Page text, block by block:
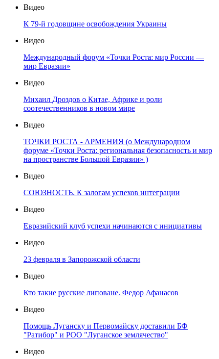
Видео
К 79-й годовщине освобождения Украины
Видео
Международный форум «Точки Роста: мир России —
мир Евразии»
Видео
Михаил Дроздов о Китае, Африке и роли
соотечественников в новом мире
Видео
ТОЧКИ РОСТА - АРМЕНИЯ (о Международном
форуме «Точки Роста: региональная безопасность и мир
на пространстве Большой Евразии» )
Видео
СОЮЗНОСТЬ. К залогам успехов интеграции
Видео
Евразийский клуб успехи начинаются с инициативы
Видео
23 февраля в Запорожской области
Видео
Кто такие русские липоване. Федор Афанасов
Видео
Помощь Луганску и Первомайску доставили БФ
"Ратибор" и РОО "Луганское землячество"
Видео